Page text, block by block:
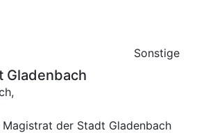
Sonstige
Gladenbach
der Stadt Gladenbach